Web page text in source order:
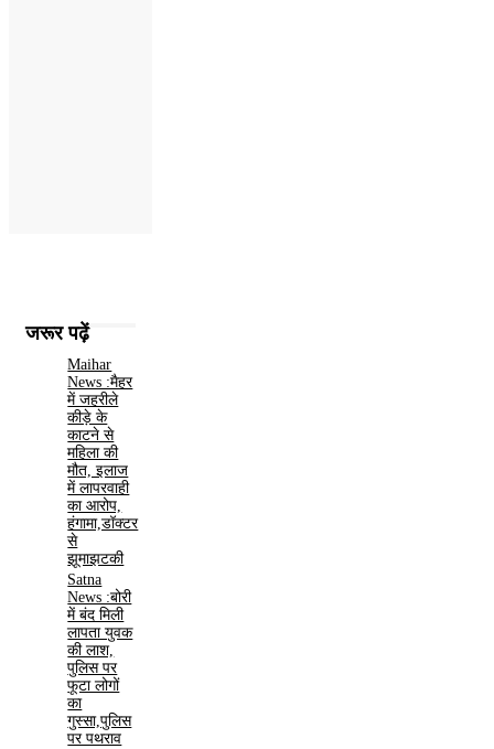
जरूर पढ़ें
Maihar
News :मैहर
में जहरीले
कीड़े के
काटने से
महिला की
मौत, इलाज
में लापरवाही
का आरोप,
हंगामा,डॉक्टर
से
झूमाझटकी
Satna
News :बोरी
में बंद मिली
लापता युवक
की लाश,
पुलिस पर
फूटा लोगों
का
गुस्सा,पुलिस
पर पथराव